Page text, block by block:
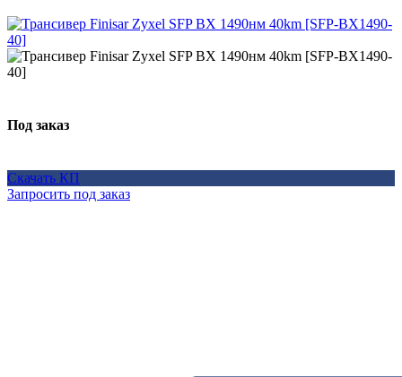
Под заказ
Скачать КП
Запросить под заказ